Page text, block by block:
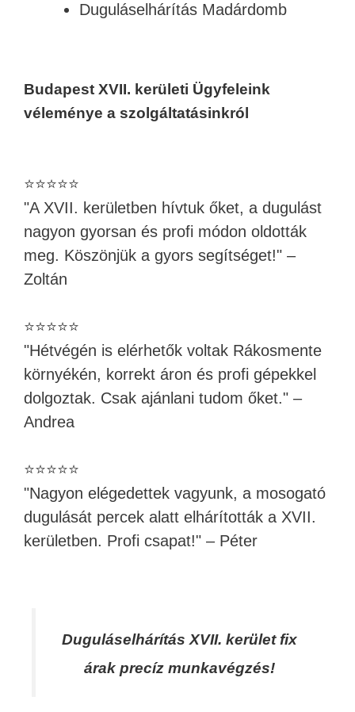
Duguláselhárítás Madárdomb
Budapest XVII. kerületi Ügyfeleink
véleménye a szolgáltatásinkról
⭐⭐⭐⭐⭐
"A XVII. kerületben hívtuk őket, a dugulást
nagyon gyorsan és profi módon oldották
meg. Köszönjük a gyors segítséget!" –
Zoltán
⭐⭐⭐⭐⭐
"Hétvégén is elérhetők voltak Rákosmente
környékén, korrekt áron és profi gépekkel
dolgoztak. Csak ajánlani tudom őket." –
Andrea
⭐⭐⭐⭐⭐
"Nagyon elégedettek vagyunk, a mosogató
dugulását percek alatt elhárították a XVII.
kerületben. Profi csapat!" – Péter
Duguláselhárítás XVII. kerület fix
árak precíz munkavégzés!